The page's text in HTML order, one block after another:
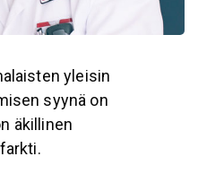
yleisin
syynä on
äkillinen